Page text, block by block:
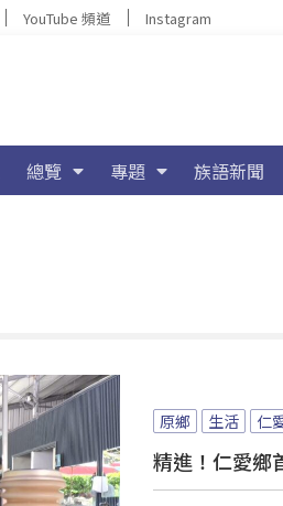
YouTube 頻道 Instagram
總覽 專題 族語新聞
原鄉 生活 仁
精進！仁愛鄉